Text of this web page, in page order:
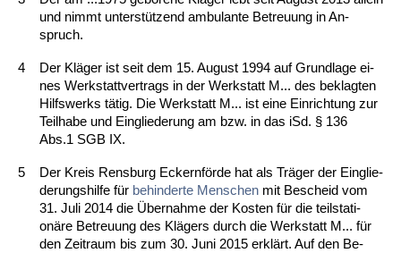
und nimmt un­terstüt­zend am­bu­lan­te Be­treu­ung in An­
spruch.
4
Der Kläger ist seit dem 15. Au­gust 1994 auf Grund­la­ge ei­
nes Werk­statt­ver­trags in der Werk­statt M... des be­klag­ten
Hilfs­werks tätig. Die Werk­statt M... ist ei­ne Ein­rich­tung zur
Teil­ha­be und Ein­glie­de­rung am bzw. in das iSd. § 136
Abs.1 SGB IX.
5
Der Kreis Rens­burg Eckernförde hat als Träger der Ein­glie­
de­rungs­hil­fe für be­hin­der­te Men­schen mit Be­scheid vom
31. Ju­li 2014 die Über­nah­me der Kos­ten für die teils­ta­ti­
onäre Be­treu­ung des Klägers durch die Werk­statt M... für
den Zeit­raum bis zum 30. Ju­ni 2015 erklärt. Auf den Be­